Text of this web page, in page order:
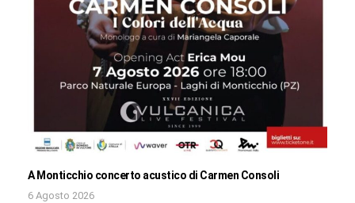
A Monticchio concerto acustico di Carmen Consoli
6 Agosto 2026